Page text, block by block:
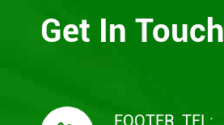
Get In Touch
FOOTER_TEL: